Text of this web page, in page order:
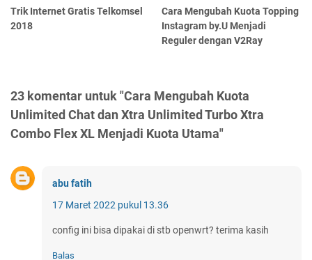
Trik Internet Gratis Telkomsel
2018
Cara Mengubah Kuota Topping
Instagram by.U Menjadi
Reguler dengan V2Ray
23 komentar untuk "Cara Mengubah Kuota
Unlimited Chat dan Xtra Unlimited Turbo Xtra
Combo Flex XL Menjadi Kuota Utama"
abu fatih
17 Maret 2022 pukul 13.36
config ini bisa dipakai di stb openwrt? terima kasih
Balas